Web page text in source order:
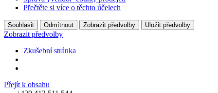
Přečtěte si více o těchto účelech
Souhlasit Odmítnout Zobrazit předvolby Uložit předvolby
Zobrazit předvolby
Zkušební stránka
Přejít k obsahu